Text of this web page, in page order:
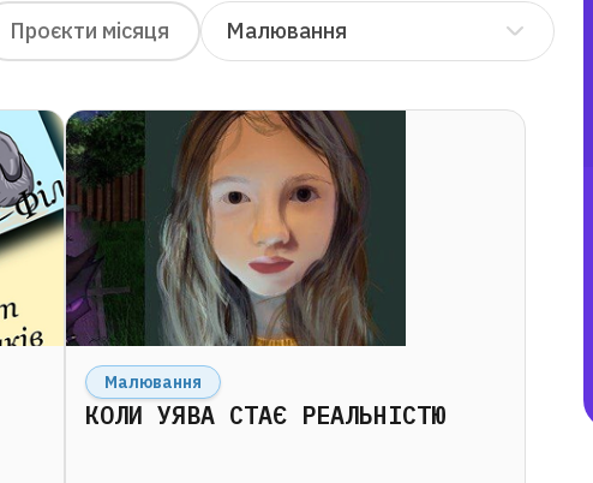
стійте на місці! »
Дмитро
Проєкти місяця Малювання
Малювання
КОЛИ УЯВА СТАЄ РЕАЛЬНІСТЮ